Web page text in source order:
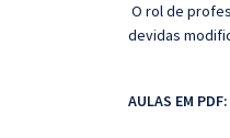
O rol de
devidas
AULAS EM PDF: